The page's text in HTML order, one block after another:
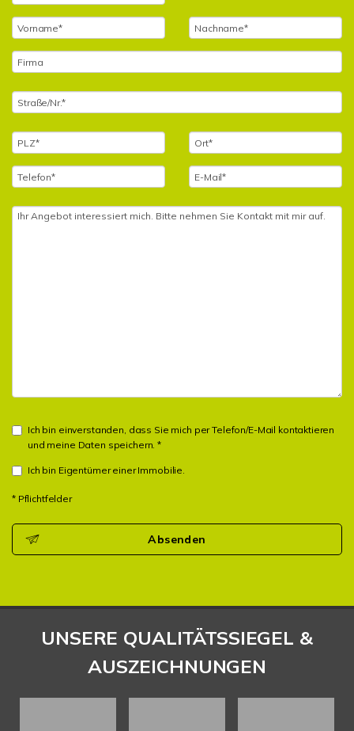
Ich bin einverstanden, dass Sie mich per Telefon/E-Mail kontaktieren
und meine Daten speichern. *
Ich bin Eigentümer einer Immobilie.
* Pflichtfelder
Absenden
UNSERE QUALITÄTSSIEGEL &
AUSZEICHNUNGEN